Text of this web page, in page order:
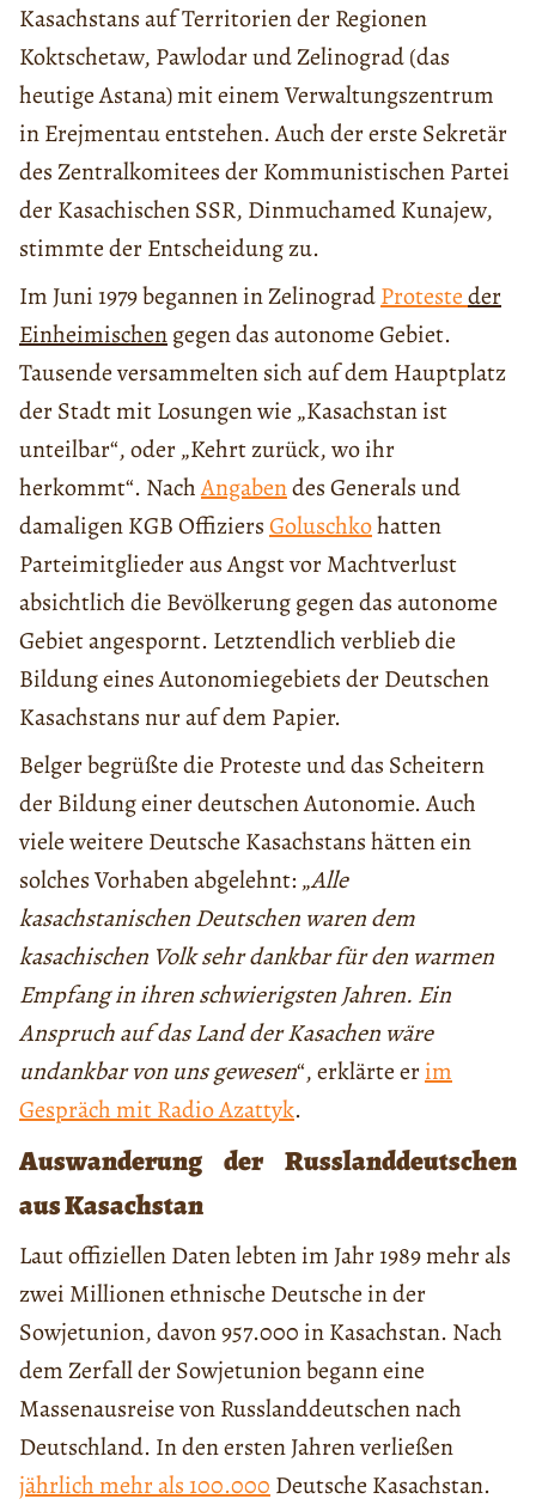
Kasachstans auf Territorien der Regionen
Koktschetaw, Pawlodar und Zelinograd (das
heutige Astana) mit einem Verwaltungszentrum
in Erejmentau entstehen. Auch der erste Sekretär
des Zentralkomitees der Kommunistischen Partei
der Kasachischen SSR, Dinmuchamed Kunajew,
stimmte der Entscheidung zu.
Im Juni 1979 begannen in ZelinogradProtesteder
Einheimischengegen das autonome Gebiet.
Tausende versammelten sich auf dem Hauptplatz
der Stadt mit Losungen wie „Kasachstan ist
unteilbar“, oder „Kehrt zurück, wo ihr
herkommt“. NachAngabendes Generals und
damaligen KGB OffiziersGoluschkohatten
Parteimitglieder aus Angst vor Machtverlust
absichtlich die Bevölkerung gegen das autonome
Gebiet angespornt. Letztendlich verblieb die
Bildung eines Autonomiegebiets der Deutschen
Kasachstans nur auf dem Papier.
Belger begrüßte die Proteste und das Scheitern
der Bildung einer deutschen Autonomie. Auch
viele weitere Deutsche Kasachstans hätten ein
solches Vorhaben abgelehnt: „Alle
kasachstanischen Deutschen warendem
kasachischen Volk sehr dankbar für den warmen
Empfang in ihren schwierigsten Jahren. Ein
Anspruch auf das Land der Kasachen wäre
undankbar von uns gewesen“, erklärte erim
Gespräch mit Radio Azattyk.
Auswanderung der Russlanddeutschen
aus Kasachstan
Laut offiziellen Daten lebten im Jahr 1989 mehr als
zwei Millionen ethnische Deutsche in der
Sowjetunion, davon 957.000 in Kasachstan. Nach
dem Zerfall der Sowjetunion begann eine
Massenausreise von Russlanddeutschen nach
Deutschland. In den ersten Jahren verließen
jährlich mehr als 100.000 Deutsche Kasachstan.